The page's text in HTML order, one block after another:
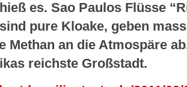
es. Sao Paulos Flüsse
pure Kloake, geben
Methan an die Atmospäre
reichste Großstadt.